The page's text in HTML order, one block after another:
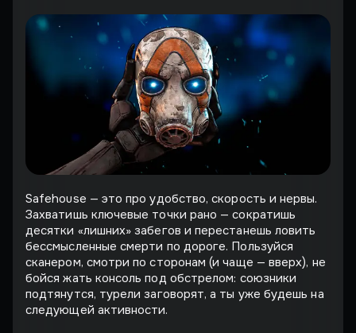
Safehouse — это про удобство, скорость и нервы.
Захватишь ключевые точки рано — сократишь
десятки «лишних» забегов и перестанешь ловить
бессмысленные смерти по дороге. Пользуйся
сканером, смотри по сторонам (и чаще — вверх), не
бойся жать консоль под обстрелом: союзники
подтянутся, турели заговорят, а ты уже будешь на
следующей активности.